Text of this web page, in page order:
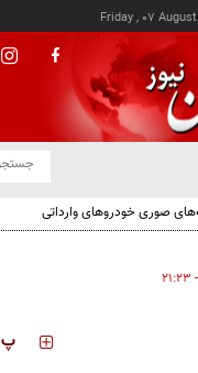
Friday , 07
صوری خودروهای وارداتی
‍‍‍ پ